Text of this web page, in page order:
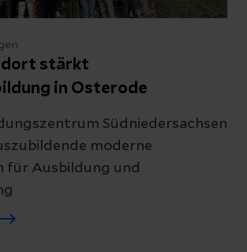
stärkt
in Osterode
Südniedersachsen
moderne
für Ausbildung und